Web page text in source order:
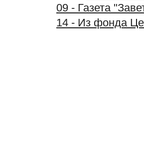
09 - Газета
14 - Из фонда